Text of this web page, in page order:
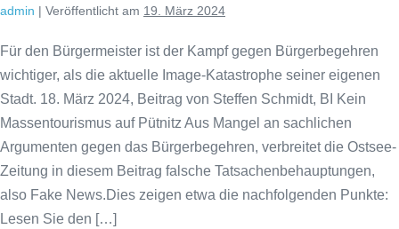
admin | Veröffentlicht am 19. März 2024
Für den Bürgermeister ist der Kampf gegen Bürgerbegehren
wichtiger, als die aktuelle Image-Katastrophe seiner eigenen
Stadt. 18. März 2024, Beitrag von Steffen Schmidt, BI Kein
Massentourismus auf Pütnitz Aus Mangel an sachlichen
Argumenten gegen das Bürgerbegehren, verbreitet die Ostsee-
Zeitung in diesem Beitrag falsche Tatsachenbehauptungen,
also Fake News.Dies zeigen etwa die nachfolgenden Punkte:
Lesen Sie den […]